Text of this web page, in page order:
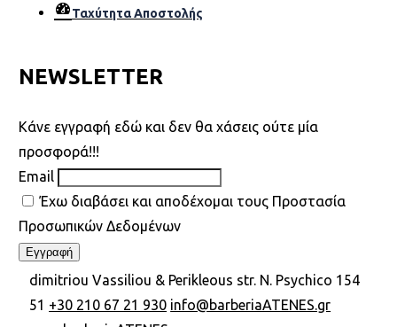
Ταχύτητα Αποστολής
NEWSLETTER
Kάνε εγγραφή εδώ και δεν θα χάσεις ούτε μία
προσφορά!!!
Email
Έχω διαβάσει και αποδέχομαι τους Προστασία
Προσωπικών Δεδομένων
dimitriou Vassiliou & Perikleous str. N. Psychico 154
51 +30 210 67 21 930 info@barberiaATENES.gr